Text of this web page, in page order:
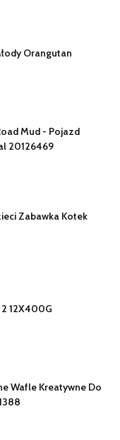
Orangutan
Mud - Pojazd
20126469
Zabawka Kotek
12X400G
Wafle Kreatywne Do